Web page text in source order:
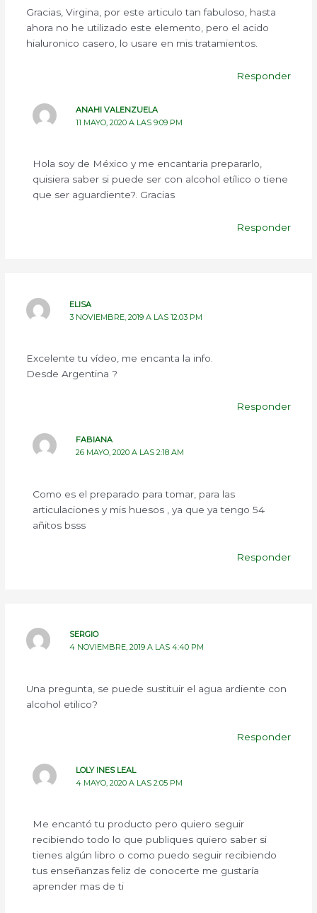
Gracias, Virgina, por este articulo tan fabuloso, hasta
ahora no he utilizado este elemento, pero el acido
hialuronico casero, lo usare en mis tratamientos.
Responder
ANAHI VALENZUELA
11 MAYO, 2020 A LAS 9:09 PM
Hola soy de México y me encantaria prepararlo,
quisiera saber si puede ser con alcohol etílico o tiene
que ser aguardiente?. Gracias
Responder
ELISA
3 NOVIEMBRE, 2019 A LAS 12:03 PM
Excelente tu vídeo, me encanta la info.
Desde Argentina ?
Responder
FABIANA
26 MAYO, 2020 A LAS 2:18 AM
Como es el preparado para tomar, para las
articulaciones y mis huesos , ya que ya tengo 54
añitos bsss
Responder
SERGIO
4 NOVIEMBRE, 2019 A LAS 4:40 PM
Una pregunta, se puede sustituir el agua ardiente con
alcohol etilico?
Responder
LOLY INES LEAL
4 MAYO, 2020 A LAS 2:05 PM
Me encantó tu producto pero quiero seguir
recibiendo todo lo que publiques quiero saber si
tienes algún libro o como puedo seguir recibiendo
tus enseñanzas feliz de conocerte me gustaría
aprender mas de ti